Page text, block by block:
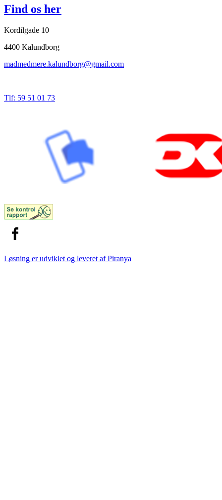
Find os her
Kordilgade 10
4400 Kalundborg
madmedmere.kalundborg@gmail.com
Tlf: 59 51 01 73
Løsning er udviklet og leveret afPiranya